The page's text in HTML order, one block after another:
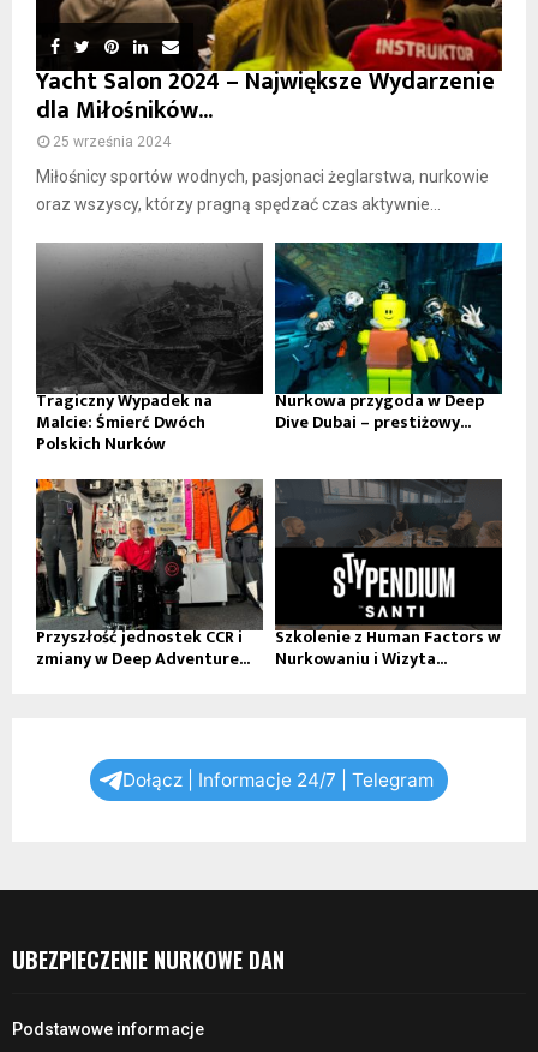
Yacht Salon 2024 – Największe Wydarzenie
dla Miłośników...
25 września 2024
Miłośnicy sportów wodnych, pasjonaci żeglarstwa, nurkowie
oraz wszyscy, którzy pragną spędzać czas aktywnie...
Tragiczny Wypadek na
Malcie: Śmierć Dwóch
Polskich Nurków
Nurkowa przygoda w Deep
Dive Dubai – prestiżowy...
Przyszłość jednostek CCR i
zmiany w Deep Adventure...
Szkolenie z Human Factors w
Nurkowaniu i Wizyta...
Dołącz | Informacje 24/7 | Telegram
UBEZPIECZENIE NURKOWE DAN
Podstawowe informacje